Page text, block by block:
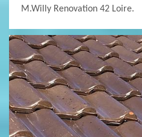
M.Willy Renovation 42 Loire.